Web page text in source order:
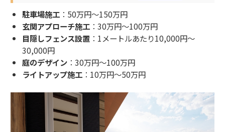
駐車場施工 ：50万円～150万円
玄関アプローチ施工 ：30万円～100万円
目隠しフェンス設置 ：1メートルあたり10,000円～
30,000円
庭のデザイン ：30万円～100万円
ライトアップ施工 ：10万円～50万円